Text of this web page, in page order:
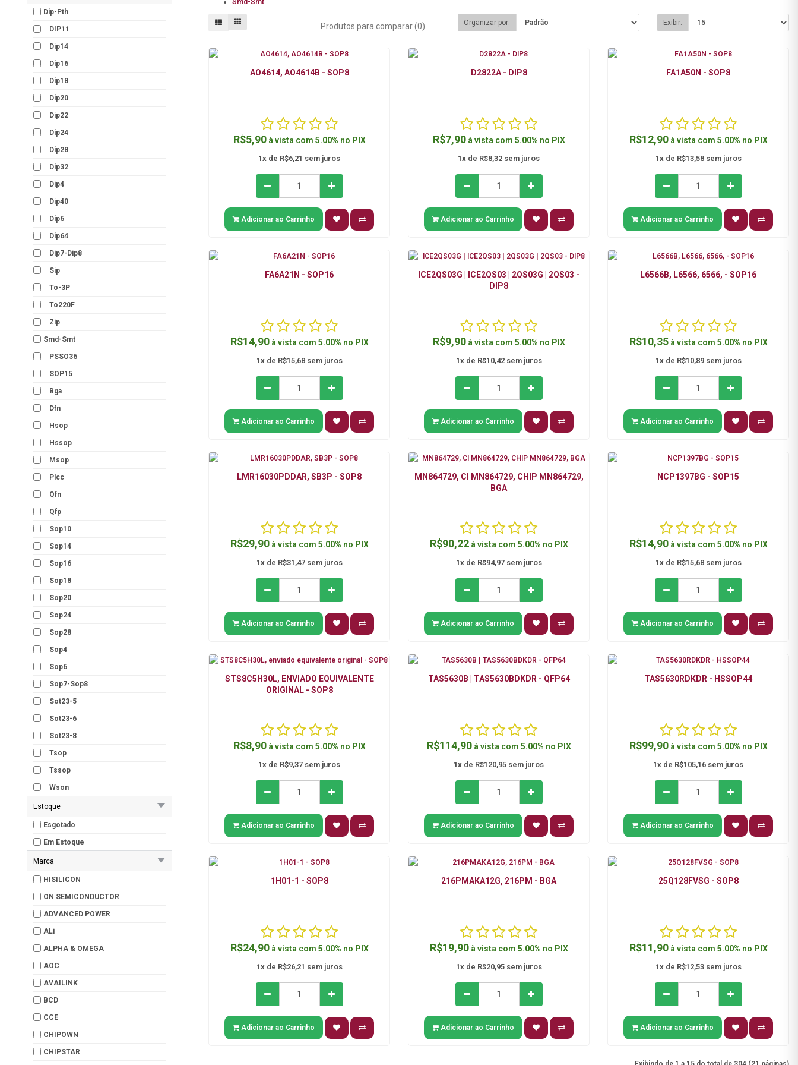
Dip-Pth
DIP11
Dip14
Dip16
Dip18
Dip20
Dip22
Dip24
Dip28
Dip32
Dip4
Dip40
Dip6
Dip64
Dip7-Dip8
Sip
To-3P
To220F
Zip
Smd-Smt
PSSO36
SOP15
Bga
Dfn
Hsop
Hssop
Msop
Plcc
Qfn
Qfp
Sop10
Sop14
Sop16
Sop18
Sop20
Sop24
Sop28
Sop4
Sop6
Sop7-Sop8
Sot23-5
Sot23-6
Sot23-8
Tsop
Tssop
Wson
Estoque
Esgotado
Em Estoque
Marca
HISILICON
ON SEMICONDUCTOR
ADVANCED POWER
ALi
ALPHA & OMEGA
AOC
AVAILINK
BCD
CCE
CHIPOWN
CHIPSTAR
Smd-Smt
Produtos para comparar (0) Organizar por: Exibir:
AO4614, AO4614B - SOP8
R$5,90 à vista com 5.00% no PIX
1x de R$6,21 sem juros
Adicionar ao Carrinho
D2822A - DIP8
R$7,90 à vista com 5.00% no PIX
1x de R$8,32 sem juros
Adicionar ao Carrinho
FA1A50N - SOP8
R$12,90 à vista com 5.00% no PIX
1xde R$13,58 sem juros
Adicionar ao Carrinho
FA6A21N - SOP16
R$14,90 à vista com 5.00% no PIX
1xde R$15,68 sem juros
Adicionar ao Carrinho
ICE2QS03G | ICE2QS03 | 2QS03G | 2QS03 -
DIP8
R$9,90 à vista com 5.00% no PIX
1xde R$10,42 sem juros
Adicionar ao Carrinho
L6566B, L6566, 6566, - SOP16
R$10,35 à vista com 5.00% no PIX
1xde R$10,89 sem juros
Adicionar ao Carrinho
LMR16030PDDAR, SB3P - SOP8
R$29,90 à vista com 5.00% no PIX
1xde R$31,47 sem juros
Adicionar ao Carrinho
MN864729, CI MN864729, CHIP MN864729,
BGA
R$90,22 à vista com 5.00% no PIX
1xde R$94,97 sem juros
Adicionar ao Carrinho
NCP1397BG - SOP15
R$14,90 à vista com 5.00% no PIX
1xde R$15,68 sem juros
Adicionar ao Carrinho
STS8C5H30L, ENVIADO EQUIVALENTE
ORIGINAL - SOP8
R$8,90 à vista com 5.00% no PIX
1x de R$9,37 sem juros
Adicionar ao Carrinho
TAS5630B | TAS5630BDKDR - QFP64
R$114,90 à vista com 5.00% no PIX
1x de R$120,95 sem juros
Adicionar ao Carrinho
TAS5630RDKDR - HSSOP44
R$99,90 à vista com 5.00% no PIX
1x de R$105,16 sem juros
Adicionar ao Carrinho
1H01-1 - SOP8
R$24,90 à vista com 5.00% no PIX
1xde R$26,21 sem juros
Adicionar ao Carrinho
216PMAKA12G, 216PM - BGA
R$19,90 à vista com 5.00% no PIX
1xde R$20,95 sem juros
Adicionar ao Carrinho
25Q128FVSG - SOP8
R$11,90 à vista com 5.00% no PIX
1xde R$12,53 sem juros
Adicionar ao Carrinho